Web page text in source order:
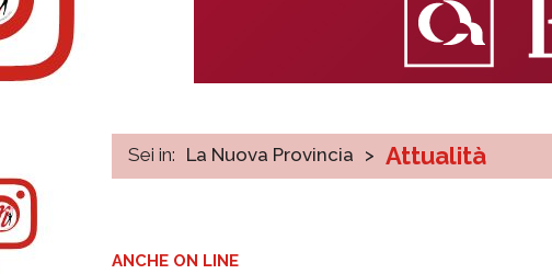
Sei in: La Nuova Provincia > Attualità
ANCHE ON LINE